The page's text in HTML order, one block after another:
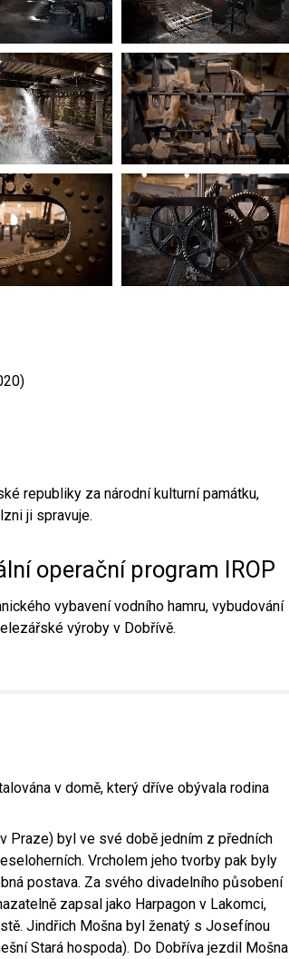
republiky za národní kulturní památku,
ji spravuje.
operační program IROP
vybavení vodního hamru, vybudování
výroby v Dobřívě.
v domě, který dříve obývala rodina
Praze) byl ve své době jedním z předních
Vrcholem jeho tvorby pak byly
postava. Za svého divadelního působení
zapsal jako Harpagon v Lakomci,
Jindřich Mošna byl ženatý s Josefínou
Stará hospoda). Do Dobříva jezdil Mošna